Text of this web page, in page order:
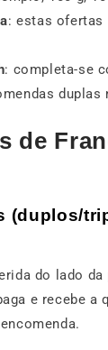
: estas ofertas
: completa-se
de
(duplos/
do lado
e recebe a